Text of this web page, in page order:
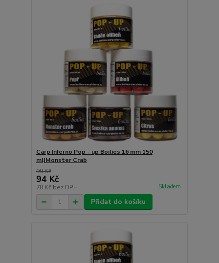
Carp Inferno Pop - up Boilies 16 mm 150
ml|Monster Crab
99 Kč
94 Kč
78 Kč bez DPH Skladem
Přidat do košíku